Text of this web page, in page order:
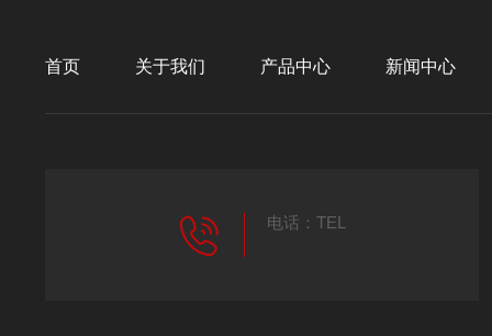
首页 关于我们 产品中心 新闻中心
电话：TEL